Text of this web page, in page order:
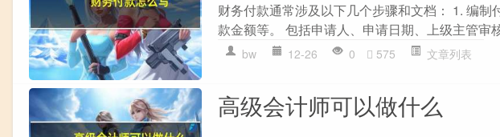
财务付款通常涉及以下几个步骤和文档： 1. 编
款金额等。 包括申请人、申请日期、上级主管审
bw 12-26 0 575 文章列表
高级会计师可以做什么